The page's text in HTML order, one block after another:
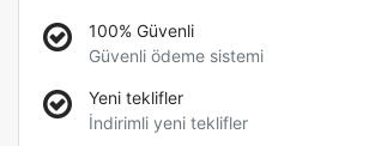
100% Güvenli
Güvenli ödeme sistemi
Yeni teklifler
İndirimli yeni teklifler